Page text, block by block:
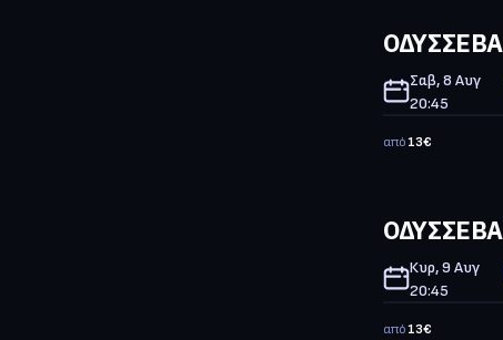
Σαβ, 8 Αυγ
20:45
από13€
Κυρ, 9 Αυγ
20:45
από13€